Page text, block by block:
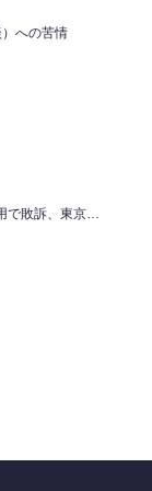
への苦情
で敗訴、東京…